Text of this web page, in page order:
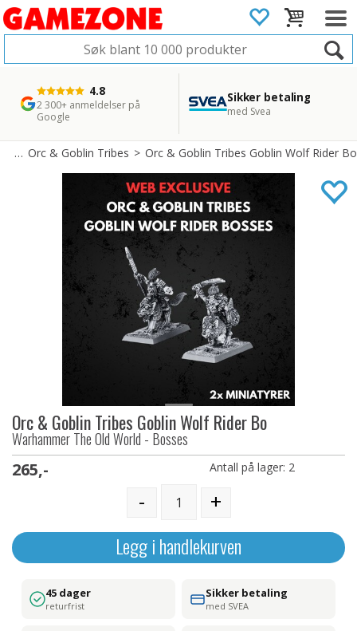
4.8
2 300+ anmeldelser på
Google
Sikker betaling
med Svea
1 dags levering
Bestill innen kl. 12
45 dager returfrist
Enkel retur
>Orc & Goblin Tribes>Orc & Goblin Tribes Goblin Wolf Rider Bo
Orc & Goblin Tribes Goblin Wolf Rider Bo
Warhammer The Old World - Bosses
265,- Antall på lager: 2
- +
Legg i handlekurven
45 dager
returfrist
Sikker betaling
med SVEA